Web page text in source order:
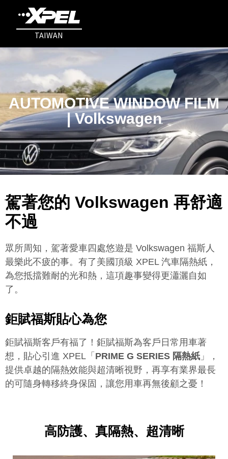
TAIWAN
AUTOMOTIVE WINDOW FILM
| Volkswagen
駕著您的 Volkswagen 再舒適
不過
眾所周知，駕著愛車四處悠遊是 Volkswagen 福斯人
最樂此不疲的事。有了美國頂級 XPEL 汽車隔熱紙，
為您抵擋難耐的光和熱，這項趣事變得更瀟灑自如
了。
鉅賦福斯貼心為您
鉅賦福斯客戶有福了！鉅賦福斯為客戶日常用車著
想，貼心引進 XPEL「 PRIME G SERIES 隔熱紙 」，
提供卓越的隔熱效能與超清晰視野，再享有業界最長
的可隨身轉移終身保固，讓您用車再無後顧之憂！
高防護、真隔熱、超清晰